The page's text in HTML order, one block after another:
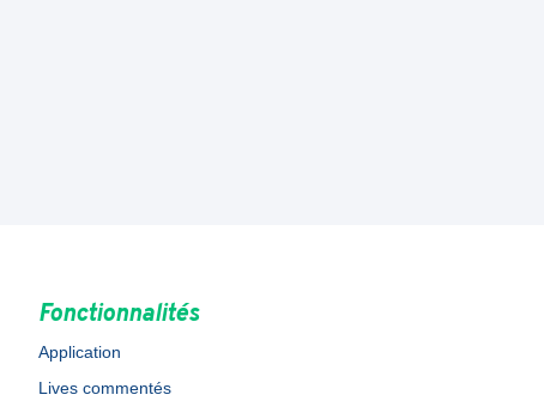
Fonctionnalités
Application
Lives commentés